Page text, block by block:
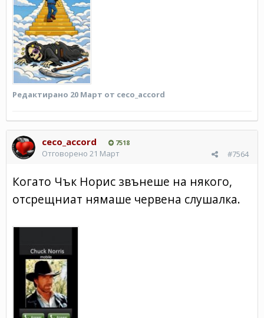
Редактирано 20 Март от ceco_accord
ceco_accord 7518
#7564
Отговорено 21 Март
Когато Чък Норис звънеше на някого,
отсрещниат нямаше червена слушалка.